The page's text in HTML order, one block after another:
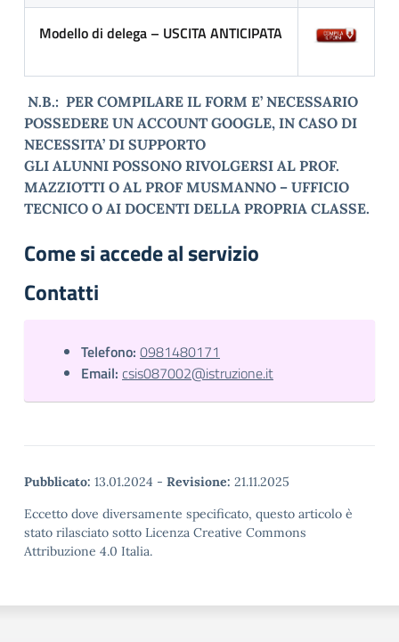
Modello di delega – USCITA ANTICIPATA
N.B.: PER COMPILARE IL FORM E’ NECESSARIO
POSSEDERE UN ACCOUNT GOOGLE, IN CASO DI
NECESSITA’ DI SUPPORTO
GLI ALUNNI POSSONO RIVOLGERSI AL PROF.
MAZZIOTTI O AL PROF MUSMANNO – UFFICIO
TECNICO O AI DOCENTI DELLA PROPRIA CLASSE.
Come si accede al servizio
Contatti
Telefono: 0981480171
Email: csis087002@istruzione.it
Pubblicato: 13.01.2024 - Revisione: 21.11.2025
Eccetto dove diversamente specificato, questo articolo è
stato rilasciato sotto Licenza Creative Commons
Attribuzione 4.0 Italia.